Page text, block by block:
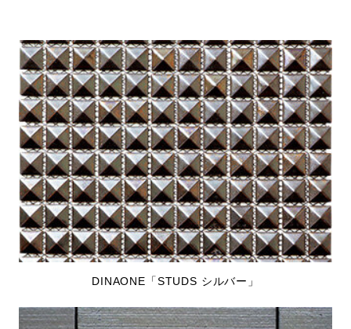
DINAONE「STUDS シルバー」